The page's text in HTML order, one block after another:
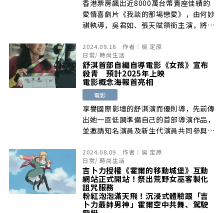
香港票房飆出近8000萬台幣賣座佳績的
愛情喜劇片《我談的那場戀愛》，由何妙
祺執導，吳君如、張天賦領銜主演，將於
2024.09.18 作者： 吳 定原
日常/時尚生活
舒淇首部自編自導電影《女孩》宣布
殺青 預計2025年上映
電影概念海報首亮相
電影
享譽國際影壇的舒淇演而優則導，先前傳
出她一直低調準備自己的首部導演作品，
並邀請知名演員及新生代演員共同參與演
2024.08.09 作者： 吳 定原
日常/時尚生活
吉卜力授權《霍爾的移動城堡》互動
網站正式開站！祭出荒野女巫客製化
詛咒服務
粉紅泡泡滿天飛！沉浸式體驗跟「吉
卜力最帥男神」霍爾空中共舞、駕駛